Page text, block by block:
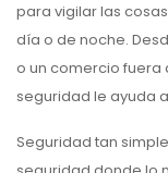
para vigilar las
día o de noche.
o un comercio fuera
seguridad le ayuda
Seguridad tan